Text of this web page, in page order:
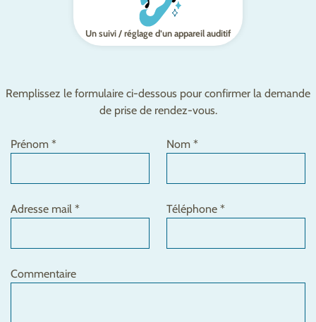
Un suivi / réglage d’un appareil auditif
Remplissez le formulaire ci-dessous pour confirmer la demande
de prise de rendez-vous.
Prénom * Nom *
Adresse mail * Téléphone *
Commentaire